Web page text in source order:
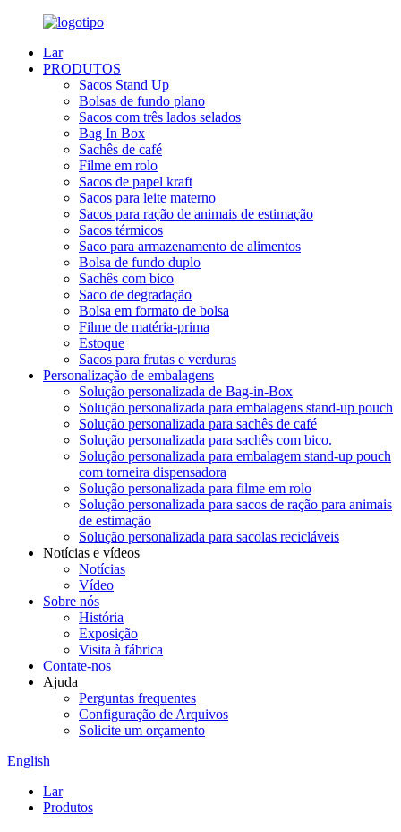
Lar
PRODUTOS
Sacos Stand Up
Bolsas de fundo plano
Sacos com três lados selados
Bag In Box
Sachês de café
Filme em rolo
Sacos de papel kraft
Sacos para leite materno
Sacos para ração de animais de estimação
Sacos térmicos
Saco para armazenamento de alimentos
Bolsa de fundo duplo
Sachês com bico
Saco de degradação
Bolsa em formato de bolsa
Filme de matéria-prima
Estoque
Sacos para frutas e verduras
Personalização de embalagens
Solução personalizada de Bag-in-Box
Solução personalizada para embalagens stand-up pouch
Solução personalizada para sachês de café
Solução personalizada para sachês com bico.
Solução personalizada para embalagem stand-up pouch
com torneira dispensadora
Solução personalizada para filme em rolo
Solução personalizada para sacos de ração para animais
de estimação
Solução personalizada para sacolas recicláveis
Notícias e vídeos
Notícias
Vídeo
Sobre nós
História
Exposição
Visita à fábrica
Contate-nos
Ajuda
Perguntas frequentes
Configuração de Arquivos
Solicite um orçamento
English
Lar
Produtos